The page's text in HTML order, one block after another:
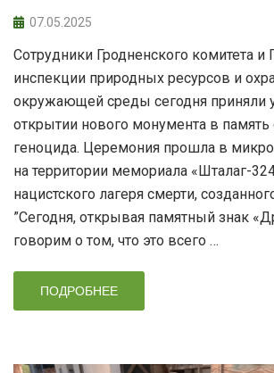
07.05.2025
Сотрудники Гродненского комитета и
инспекции природных ресурсов и
окружающей среды сегодня приняли
открытии нового монумента в память
геноцида. Церемония прошла в
на территории мемориала «Шталаг-
нацистского лагеря смерти,
”Сегодня, открывая памятный знак
говорим о том, что это всего …
ПОДРОБНЕЕ